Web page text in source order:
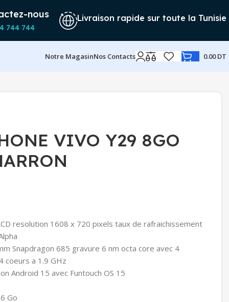
nous
744 744
Livraison rapide sur toute la Tunisie
Notre MagasinNos Contacts 0.00DT
VIVO Y29 8GO
resolution 1608 x 720 pixels taux de rafraichissement
Snapdragon 685 gravure 6 nm octa core avec 4
coeurs a 1.9 GHz
Android 15 avec Funtouch OS 15
Go